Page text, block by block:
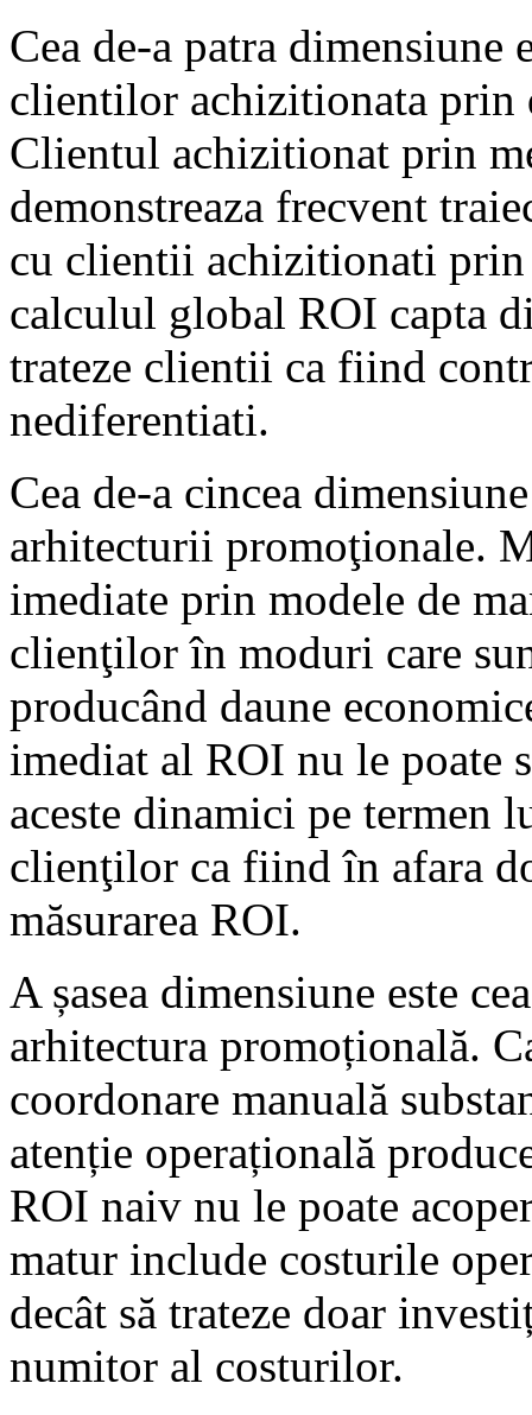
Cea de-a patra
clientilor achizitionata prin
Clientul achizitionat prin
demonstreaza frecvent
cu clientii achizitionati prin
calculul global ROI capta
trateze clientii ca fiind
nediferentiati.
Cea de-a cincea
arhitecturii promoţionale.
imediate prin modele de
clienţilor în moduri care
producând daune
imediat al ROI nu le poate
aceste dinamici pe termen
clienţilor ca fiind în afara
măsurarea ROI.
A șasea dimensiune este
arhitectura promoțională.
coordonare manuală
atenție operațională
ROI naiv nu le poate
matur include costurile
decât să trateze doar
numitor al costurilor.